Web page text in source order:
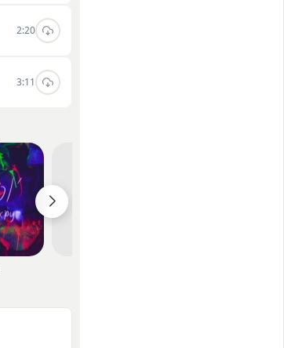
2:20
3:11